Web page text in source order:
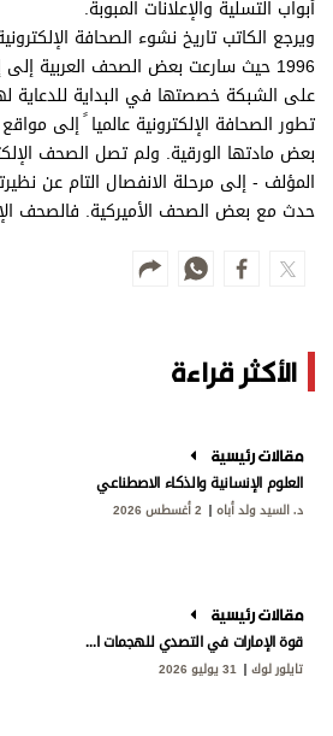
أبواب التسلية والإعلانات المبوبة.
ويرجع الكاتب تاريخ نشوء الصحافة
1996 حيث سارعت بعض الصحف العربية
على الشبكة خصصتها في البداية للدعاية
تطور الصحافة الإلكترونية عالميا ً إلى
بعض مادتها الورقية. ولم تصل الصحف
المؤلف - إلى مرحلة الانفصال التام عن
حدث مع بعض الصحف الأميركية. فالصحف
الأكثر قراءة
مقالات رئيسية
العلوم الإنسانية والذكاء الاصطناعي
د. السيد ولد أباه 2 أغسطس 2026
مقالات رئيسية
قوة الإمارات في التصدي للهجمات الإيرانية
تايلور لوك 31 يوليو 2026